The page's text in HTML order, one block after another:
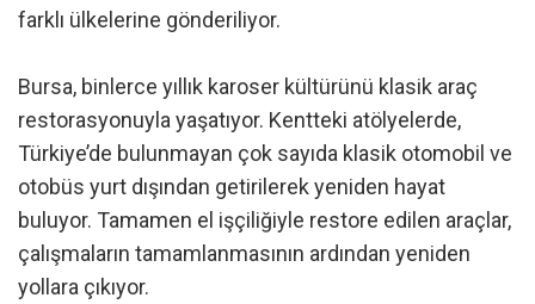
farklı ülkelerine gönderiliyor.
Bursa, binlerce yıllık karoser kültürünü klasik araç
restorasyonuyla yaşatıyor. Kentteki atölyelerde,
Türkiye’de bulunmayan çok sayıda klasik otomobil ve
otobüs yurt dışından getirilerek yeniden hayat
buluyor. Tamamen el işçiliğiyle restore edilen araçlar,
çalışmaların tamamlanmasının ardından yeniden
yollara çıkıyor.